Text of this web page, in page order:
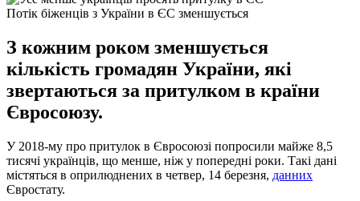
Потік біженців з України в ЄС зменшується
З кожним роком зменшується
кількість громадян України, які
звертаються за притулком в країни
Євросоюзу.
У 2018-му про притулок в Євросоюзі попросили майже 8,5
тисячі українців, що менше, ніж у попередні роки. Такі дані
містяться в оприлюднених в четвер, 14 березня, данних
Євростату.